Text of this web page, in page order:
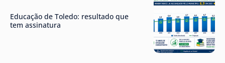
Educação de Toledo: resultado que
tem assinatura